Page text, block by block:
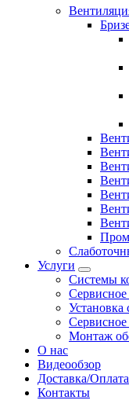
Услуги
Системы
Монтаж
О нас
Видеообзор
Доставка/Оплата
Контакты